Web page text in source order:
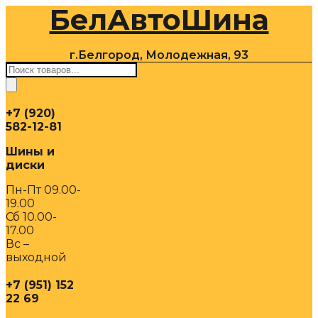
содержимомуБелАвтоШина
г.Белгород, Молодежная, 93
Поиск
товаров
+7 (920)
582-12-81
Шины и
диски
Пн-Пт 09.00-
19.00
Сб 10.00-
17.00
Вс –
выходной
+7 (951) 152
22 69